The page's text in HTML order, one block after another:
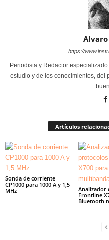
https://
Periodista y Redactor
estudio y de los conocimientos, del
Artículos
Sonda de corriente
CP1000 para 1000 A y 1,5
MHz
Analizador
Frontline
Bluetooth